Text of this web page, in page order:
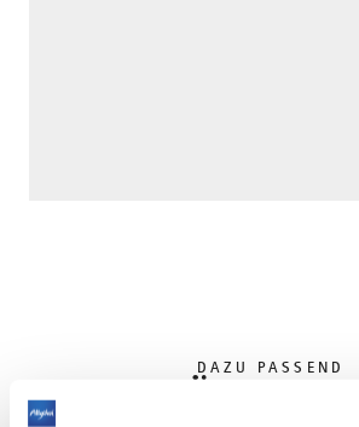
DAZU PASSEND